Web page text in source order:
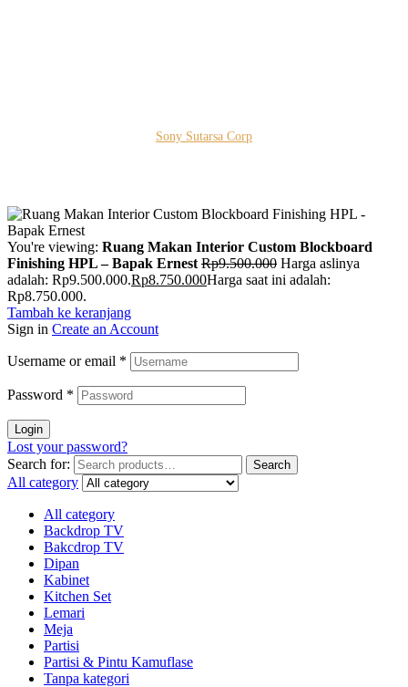
Sony Sutarsa Corp
You're viewing: Ruang Makan Interior Custom Blockboard
Finishing HPL – Bapak Ernest Rp9.500.000 Harga aslinya
adalah: Rp9.500.000.Rp8.750.000Harga saat ini adalah:
Rp8.750.000.
Tambah ke keranjang
Sign in Create an Account
Username or email *
Password *
Login
Lost your password?
Search for:
Search
All category
All category
Backdrop TV
Bakcdrop TV
Dipan
Kabinet
Kitchen Set
Lemari
Meja
Partisi
Partisi & Pintu Kamuflase
Tanpa kategori